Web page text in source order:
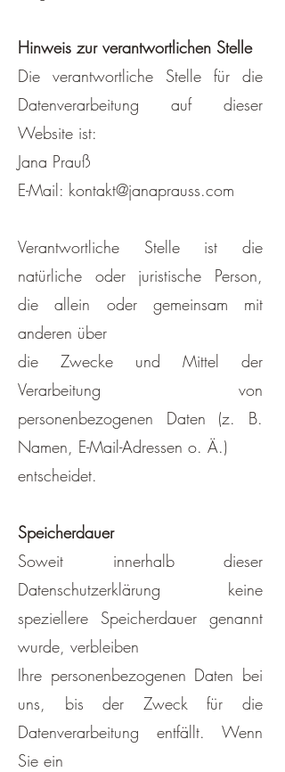
Hinweis zur verantwortlichen Stelle
Die verantwortliche Stelle für die
Datenverarbeitung auf dieser
Website ist:
Jana Prauß
E-Mail: kontakt@janaprauss.com
Verantwortliche Stelle ist die
natürliche oder juristische Person,
die allein oder gemeinsam mit
anderen über
die Zwecke und Mittel der
Verarbeitung von
personenbezogenen Daten (z. B.
Namen, E-Mail-Adressen o. Ä.)
entscheidet.
Speicherdauer
Soweit innerhalb dieser
Datenschutzerklärung keine
speziellere Speicherdauer genannt
wurde, verbleiben
Ihre personenbezogenen Daten bei
uns, bis der Zweck für die
Datenverarbeitung entfällt. Wenn
Sie ein